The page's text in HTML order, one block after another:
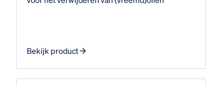
Bekijk product